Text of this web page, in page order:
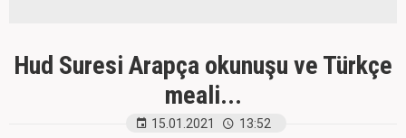
Hud Suresi Arapça okunuşu ve Türkçe
meali...
15.01.2021 13:52